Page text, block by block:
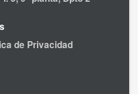
de Privacidad